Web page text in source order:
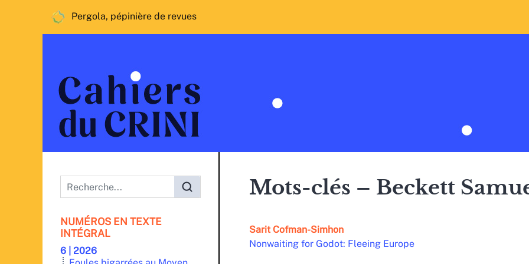
Pergola, pépinière de revues
Menu principal
NUMÉROS EN TEXTE
INTÉGRAL
6 | 2026
Mots-clés – Beckett
Sarit Cofman-Simhon
Nonwaiting for Godot: Fleeing Europe